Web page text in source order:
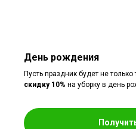
День рождения
Пусть праздник будет не
скидку 10% на уборку в день